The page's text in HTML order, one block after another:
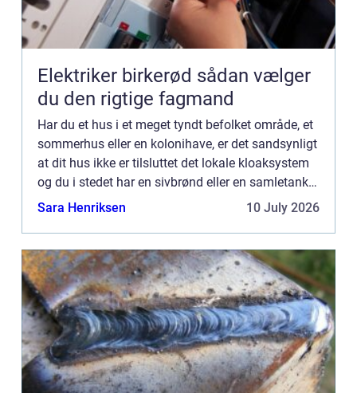
Elektriker birkerød sådan vælger
du den rigtige fagmand
Har du et hus i et meget tyndt befolket område, et
sommerhus eller en kolonihave, er det sandsynligt
at dit hus ikke er tilsluttet det lokale kloaksystem
og du i stedet har en sivbrønd eller en samletank.
For de fleste er det en selvf&os...
Sara Henriksen 10 July 2026